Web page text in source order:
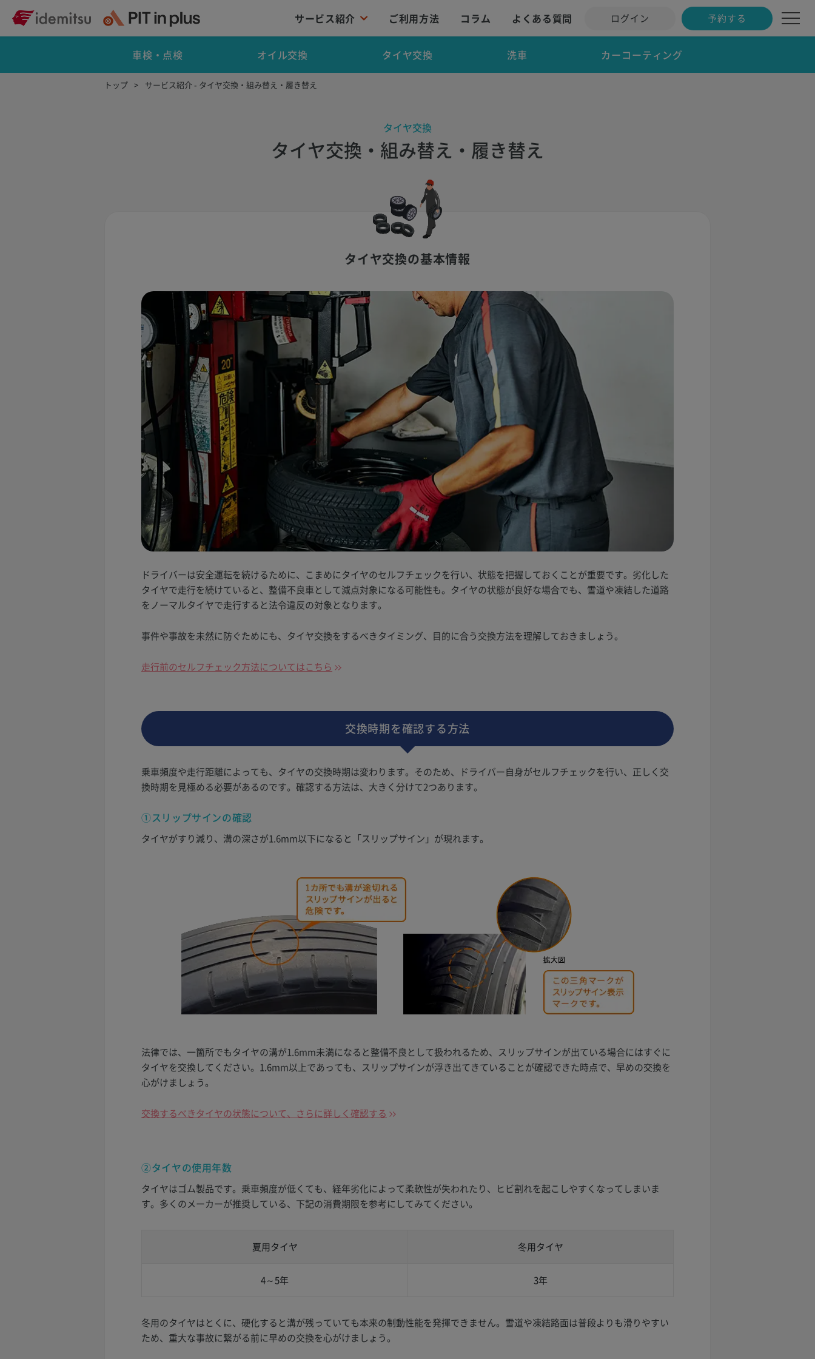
サービス紹介 ご利用方法 コラム よくある質問 ログイン 予約する
車検・点検 オイル交換 タイヤ交換 洗車 カーコーティング
トップ サービス紹介 - タイヤ交換・組み替え・履き替え
タイヤ交換
タイヤ交換・組み替え・履き替え
タイヤ交換の基本情報
ドライバーは安全運転を続けるために、こまめにタイヤのセルフチェックを行い、状態を把握しておくことが重要です。劣化した
タイヤで走行を続けていると、整備不良車として減点対象になる可能性も。タイヤの状態が良好な場合でも、雪道や凍結した道路
をノーマルタイヤで走行すると法令違反の対象となります。
事件や事故を未然に防ぐためにも、タイヤ交換をするべきタイミング、目的に合う交換方法を理解しておきましょう。
走行前のセルフチェック方法についてはこちら
交換時期を確認する方法
乗車頻度や走行距離によっても、タイヤの交換時期は変わります。そのため、ドライバー自身がセルフチェックを行い、正しく交
換時期を見極める必要があるのです。確認する方法は、大きく分けて2つあります。
①スリップサインの確認
タイヤがすり減り、溝の深さが1.6mm以下になると「スリップサイン」が現れます。
法律では、一箇所でもタイヤの溝が1.6mm未満になると整備不良として扱われるため、スリップサインが出ている場合にはすぐに
タイヤを交換してください。1.6mm以上であっても、スリップサインが浮き出てきていることが確認できた時点で、早めの交換を
心がけましょう。
交換するべきタイヤの状態について、さらに詳しく確認する
②タイヤの使用年数
タイヤはゴム製品です。乗車頻度が低くても、経年劣化によって柔軟性が失われたり、ヒビ割れを起こしやすくなってしまいま
す。多くのメーカーが推奨している、下記の消費期限を参考にしてみてください。
夏用タイヤ 冬用タイヤ
4～5年 3年
冬用のタイヤはとくに、硬化すると溝が残っていても本来の制動性能を発揮できません。雪道や凍結路面は普段よりも滑りやすい
ため、重大な事故に繋がる前に早めの交換を心がけましょう。